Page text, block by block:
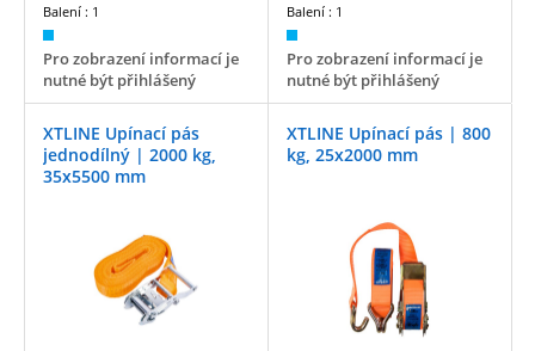
Balení : 1
Pro zobrazení informací je
nutné být přihlášený
Balení : 1
Pro zobrazení informací je
nutné být přihlášený
XTLINE Upínací pás
jednodílný | 2000 kg,
35x5500 mm
XTLINE Upínací pás | 800
kg, 25x2000 mm